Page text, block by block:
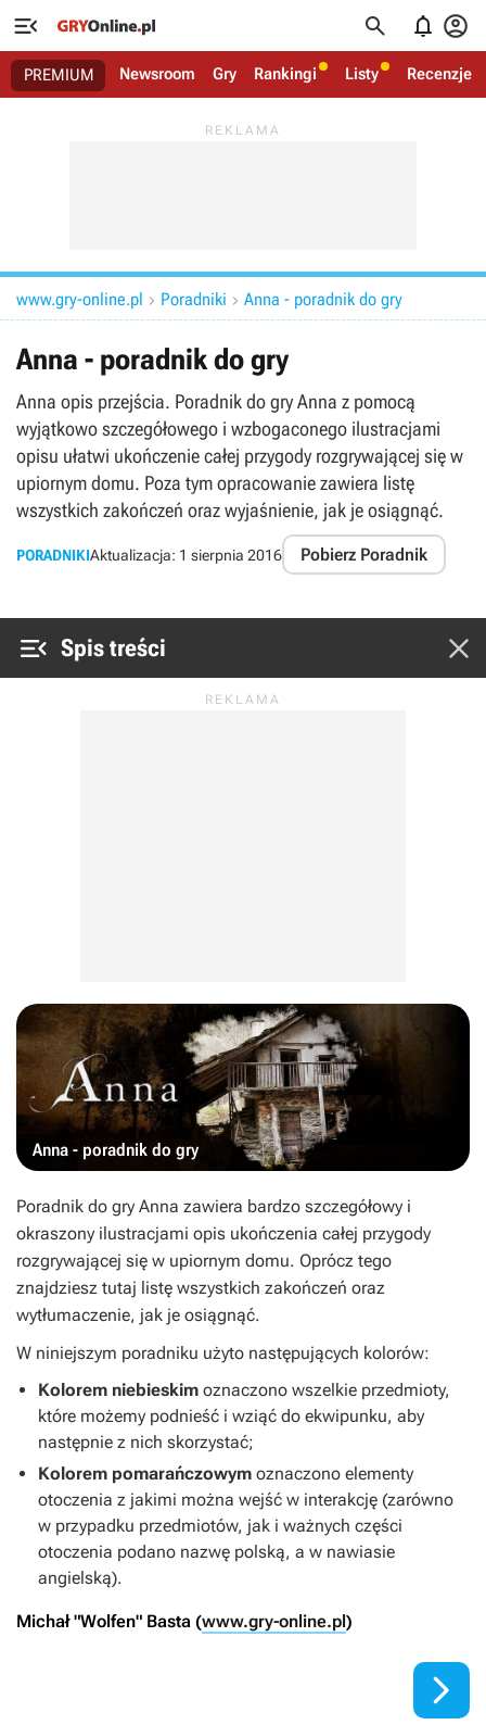
   
PREMIUM Newsroom Gry Rankingi Listy Recenzje
www.gry-online.pl  Poradniki  Anna - poradnik do gry
Anna - poradnik do gry
Anna opis przejścia. Poradnik do gry Anna z pomocą
wyjątkowo szczegółowego i wzbogaconego ilustracjami
opisu ułatwi ukończenie całej przygody rozgrywającej się w
upiornym domu. Poza tym opracowanie zawiera listę
wszystkich zakończeń oraz wyjaśnienie, jak je osiągnąć.
PORADNIKIAktualizacja: 1 sierpnia 2016 Pobierz Poradnik
 Spis treści 
Anna - poradnik do gry
Poradnik do gry Anna zawiera bardzo szczegółowy i
okraszony ilustracjami opis ukończenia całej przygody
rozgrywającej się w upiornym domu. Oprócz tego
znajdziesz tutaj listę wszystkich zakończeń oraz
wytłumaczenie, jak je osiągnąć.
W niniejszym poradniku użyto następujących kolorów:
Kolorem niebieskim oznaczono wszelkie przedmioty,
które możemy podnieść i wziąć do ekwipunku, aby
następnie z nich skorzystać;
Kolorem pomarańczowym oznaczono elementy
otoczenia z jakimi można wejść w interakcję (zarówno
w przypadku przedmiotów, jak i ważnych części
otoczenia podano nazwę polską, a w nawiasie
angielską).
Michał "Wolfen" Basta (www.gry-online.pl)
